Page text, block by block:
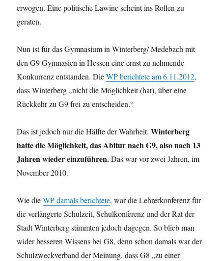
erwogen. Eine politische Lawine scheint ins Rollen zu
geraten.
Nun ist für das Gymnasium in Winterberg/ Medebach mit
den G9 Gymnasien in Hessen eine ernst zu nehmende
Konkurrenz entstanden. DieWP berichtete am 6.11.2012,
dass Winterberg „nicht die Möglichkeit (hat), über eine
Rückkehr zu G9 frei zu entscheiden.“
Das ist jedoch nur die Hälfte der Wahrheit.Winterberg
hatte die Möglichkeit, das Abitur nach G9, also nach 13
Jahren wieder einzuführen.Das war vor zwei Jahren, im
November 2010.
Wie dieWP damals berichtete, war die Lehrerkonferenz für
die verlängerte Schulzeit, Schulkonferenz und der Rat der
Stadt Winterberg stimmten jedoch dagegen. So blieb man
wider besseren Wissens bei G8, denn schon damals war der
Schulzweckverband der Meinung, dass G8 „zu einer